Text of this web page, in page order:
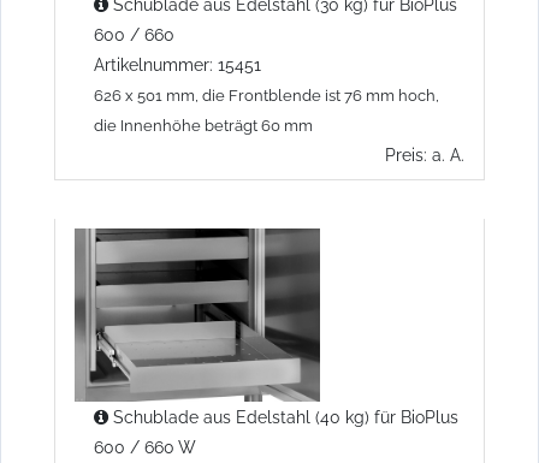
Schublade aus Edelstahl (30 kg) für BioPlus
600 / 660
Artikelnummer: 15451
626 x 501 mm, die Frontblende ist 76 mm hoch,
die Innenhöhe beträgt 60 mm
Preis: a. A.
Schublade aus Edelstahl (40 kg) für BioPlus
600 / 660 W